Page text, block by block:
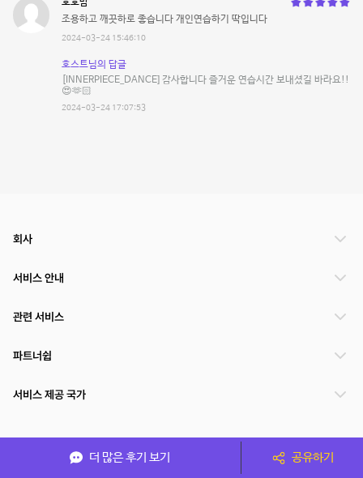
호호맘
조용하고 깨끗하로 좋습니다 개인연습하기 딱입니다
2024-03-24 15:46:10
호스트님의 답글
[INNERPIECE_DANCE] 감사합니다 즐거운 연습시간 보내셨길 바라요!!
😍🫶🏻
2024-03-24 17:07:53
더 많은 후기 보기 공유하기
회사
서비스 안내
관련 서비스
파트너쉽
서비스 제공 국가
(주)NSPACE 사업자정보